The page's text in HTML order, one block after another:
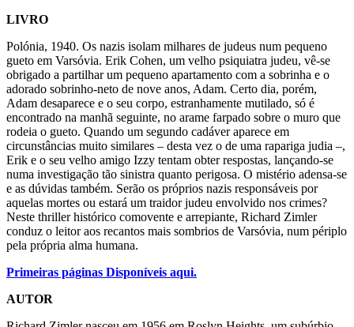
LIVRO
Polónia, 1940. Os nazis isolam milhares de judeus num pequeno
gueto em Varsóvia. Erik Cohen, um velho psiquiatra judeu, vê-se
obrigado a partilhar um pequeno apartamento com a sobrinha e o
adorado sobrinho-neto de nove anos, Adam. Certo dia, porém,
Adam desaparece e o seu corpo, estranhamente mutilado, só é
encontrado na manhã seguinte, no arame farpado sobre o muro que
rodeia o gueto. Quando um segundo cadáver aparece em
circunstâncias muito similares – desta vez o de uma rapariga judia –,
Erik e o seu velho amigo Izzy tentam obter respostas, lançando-se
numa investigação tão sinistra quanto perigosa. O mistério adensa-se
e as dúvidas também. Serão os próprios nazis responsáveis por
aquelas mortes ou estará um traidor judeu envolvido nos crimes?
Neste thriller histórico comovente e arrepiante, Richard Zimler
conduz o leitor aos recantos mais sombrios de Varsóvia, num périplo
pela própria alma humana.
Primeiras páginas Disponíveis aqui.
AUTOR